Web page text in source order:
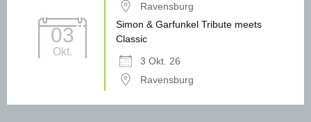
Ravensburg
03
Okt.
Simon & Garfunkel Tribute meets
Classic
3 Okt. 26
Ravensburg